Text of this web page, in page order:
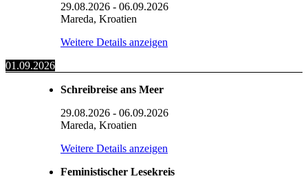
29.08.2026 - 06.09.2026
Mareda, Kroatien
Weitere Details anzeigen
01.09.2026
Schreibreise ans Meer
29.08.2026 - 06.09.2026
Mareda, Kroatien
Weitere Details anzeigen
Feministischer Lesekreis